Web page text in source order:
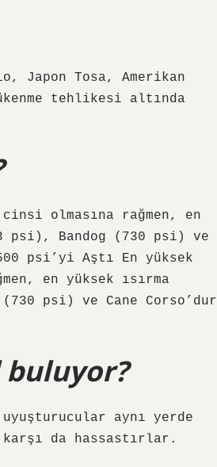
Japon Tosa, Amerikan
tehlikesi altında
olmasına rağmen, en
psi), Bandog (730 psi) ve
psi’yi Aştı En yüksek
en yüksek ısırma
psi) ve Cane Corso’dur
buluyor?
aynı yerde
da hassastırlar.